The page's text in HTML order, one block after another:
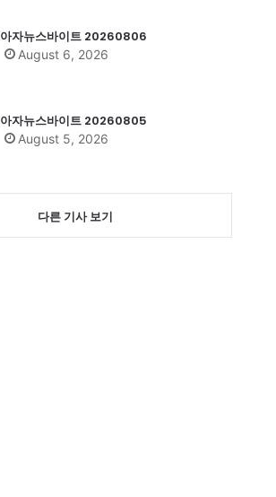
아자뉴스바이트 20260806
August 6, 2026
아자뉴스바이트 20260805
August 5, 2026
다른 기사 보기